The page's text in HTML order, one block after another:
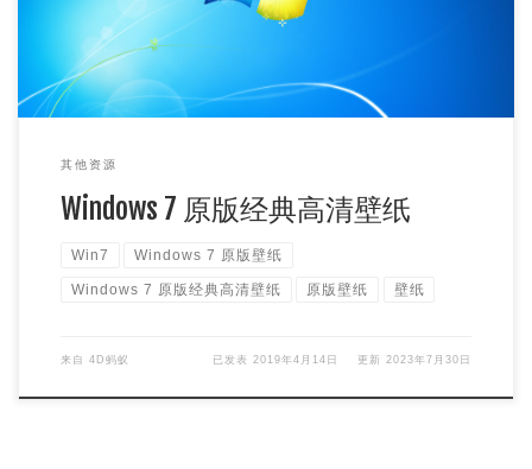
其他资源
Windows 7 原版经典高清壁纸
Win7 Windows 7 原版壁纸
Windows 7 原版经典高清壁纸 原版壁纸 壁纸
来自 4D蚂蚁 已发表2019年4月14日 更新2023年7月30日